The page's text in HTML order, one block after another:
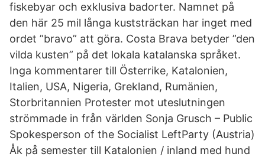
fiskebyar och exklusiva badorter. Namnet på
den här 25 mil långa kuststräckan har inget med
ordet ”bravo” att göra. Costa Brava betyder ”den
vilda kusten” på det lokala katalanska språket.
Inga kommentarer till Österrike, Katalonien,
Italien, USA, Nigeria, Grekland, Rumänien,
Storbritannien Protester mot uteslutningen
strömmade in från världen Sonja Grusch – Public
Spokesperson of the Socialist LeftParty (Austria)
Åk på semester till Katalonien / inland med hund